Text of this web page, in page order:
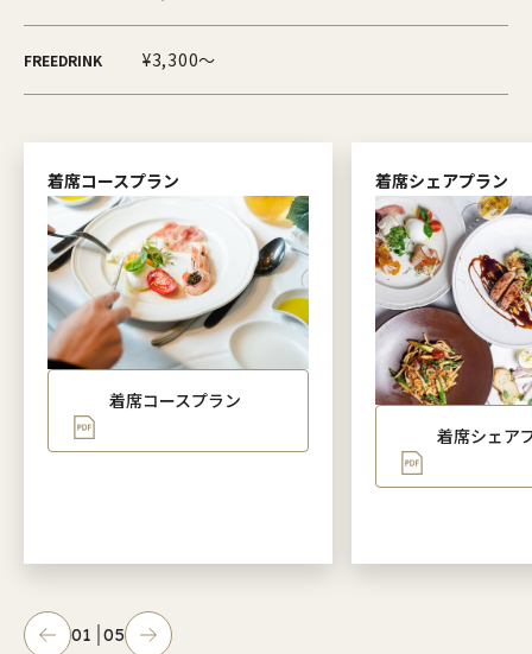
FREEDRINK ¥3,300～
着席コースプラン
着席コースプラン
着席シェアプラン
着席シェア
01 05